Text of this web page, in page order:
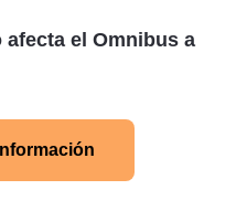
el Omnibus a